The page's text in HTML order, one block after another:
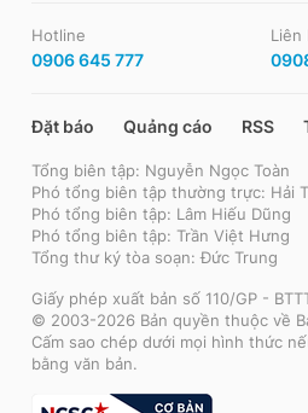
Hotline
0906 645 777
Liên
Đặt báo Quảng cáo RSS
Tổng biên tập: Nguyễn Ngọc Toàn
Phó tổng biên tập thường trực: Hải
Phó tổng biên tập: Lâm Hiếu Dũng
Phó tổng biên tập: Trần Việt Hưng
Tổng thư ký tòa soạn: Đức Trung
Giấy phép xuất bản số 110/GP -
© 2003-2026 Bản quyền thuộc về
Cấm sao chép dưới mọi hình thức
bằng văn bản.